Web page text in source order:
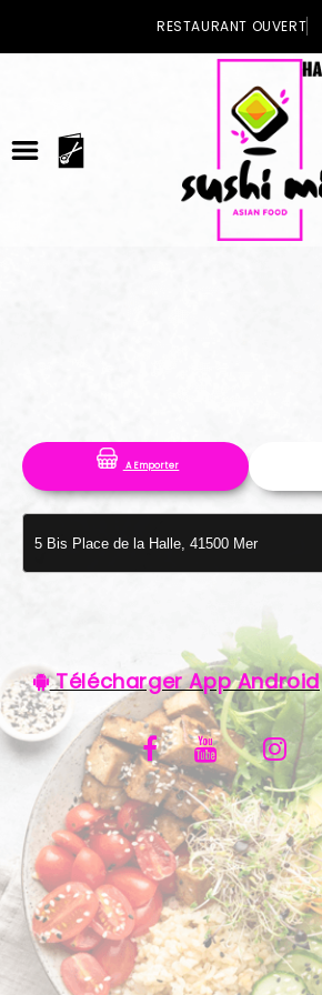
RESTAURANT OUVER
NOTRE RESTAURANT
VOS AVIS
MENTIONS LÉGALES
A Emporter
Télécharger App Android